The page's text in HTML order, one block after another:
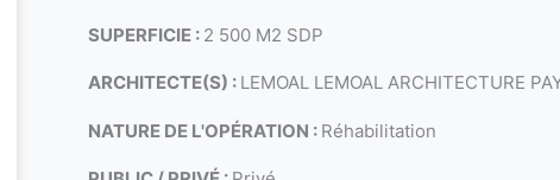
SUPERFICIE : 2 500 M2 SDP
ARCHITECTE(S) : LEMOAL LEMOAL ARCHITECTURE
NATURE DE L'OPÉRATION : Réhabilitation